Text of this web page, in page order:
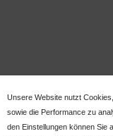
Unsere Website nutzt
sowie die Performance zu
den Einstellungen können Sie